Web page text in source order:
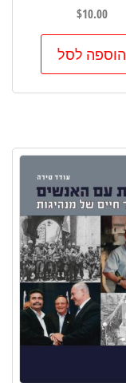
$10.00
הוספה לסל